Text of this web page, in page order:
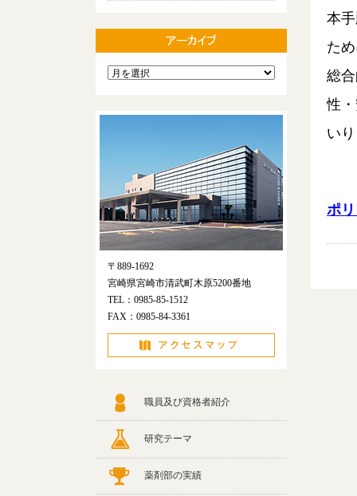
本
た
総
性
い
ポ
〒889-1692
宮崎県宮崎市清武町木原5200番地
TEL：0985-85-1512
FAX：0985-84-3361
職員及び資格者紹介
研究テーマ
薬剤部の実績